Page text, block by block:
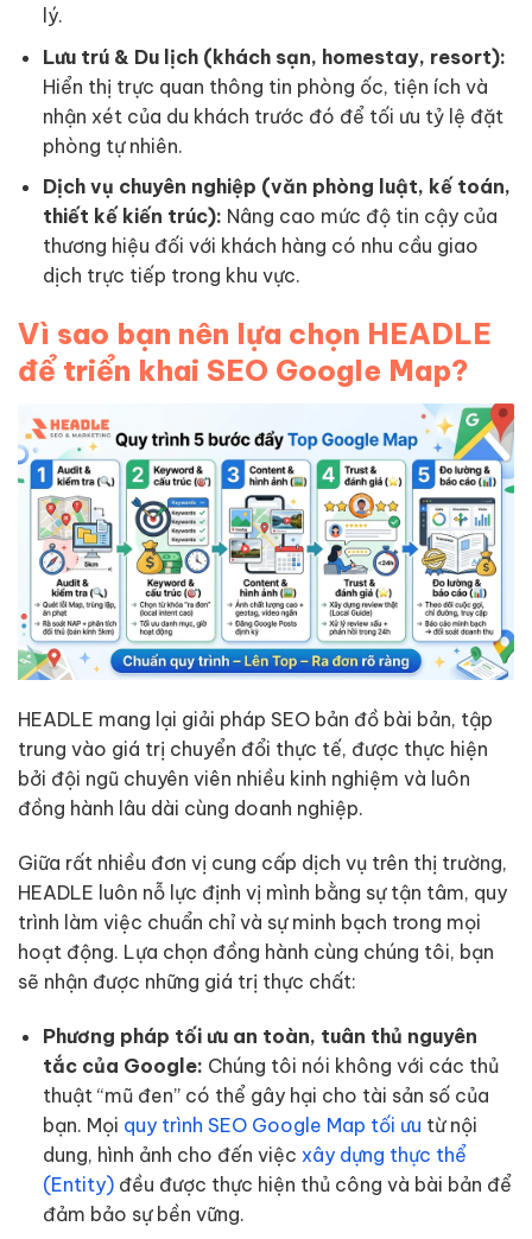
lý.
Lưu trú & Du lịch (khách sạn, homestay, resort):
Hiển thị trực quan thông tin phòng ốc, tiện ích và
nhận xét của du khách trước đó để tối ưu tỷ lệ đặt
phòng tự nhiên.
Dịch vụ chuyên nghiệp (văn phòng luật, kế toán,
thiết kế kiến trúc): Nâng cao mức độ tin cậy của
thương hiệu đối với khách hàng có nhu cầu giao
dịch trực tiếp trong khu vực.
Vì sao bạn nên lựa chọn HEADLE
để triển khai SEO Google Map?
HEADLE mang lại giải pháp SEO bản đồ bài bản, tập
trung vào giá trị chuyển đổi thực tế, được thực hiện
bởi đội ngũ chuyên viên nhiều kinh nghiệm và luôn
đồng hành lâu dài cùng doanh nghiệp.
Giữa rất nhiều đơn vị cung cấp dịch vụ trên thị trường,
HEADLE luôn nỗ lực định vị mình bằng sự tận tâm, quy
trình làm việc chuẩn chỉ và sự minh bạch trong mọi
hoạt động. Lựa chọn đồng hành cùng chúng tôi, bạn
sẽ nhận được những giá trị thực chất:
Phương pháp tối ưu an toàn, tuân thủ nguyên
tắc của Google: Chúng tôi nói không với các thủ
thuật “mũ đen” có thể gây hại cho tài sản số của
bạn. Mọi quy trình SEO Google Map tối ưu từ nội
dung, hình ảnh cho đến việc xây dựng thực thể
(Entity)đều được thực hiện thủ công và bài bản để
đảm bảo sự bền vững.